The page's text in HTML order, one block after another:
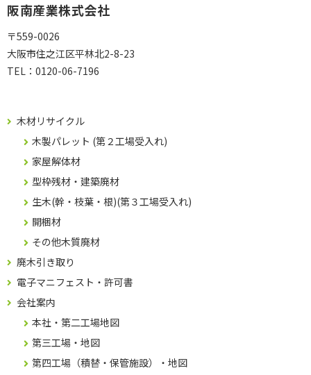
阪南産業株式会社
〒559-0026
大阪市住之江区平林北2-8-23
TEL： 0120-06-7196
木材リサイクル
木製パレット (第２工場受入れ)
家屋解体材
型枠残材・建築廃材
生木(幹・枝葉・根)(第３工場受入れ)
開梱材
その他木質廃材
廃木引き取り
電子マニフェスト・許可書
会社案内
本社・第二工場地図
第三工場・地図
第四工場（積替・保管施設）・地図